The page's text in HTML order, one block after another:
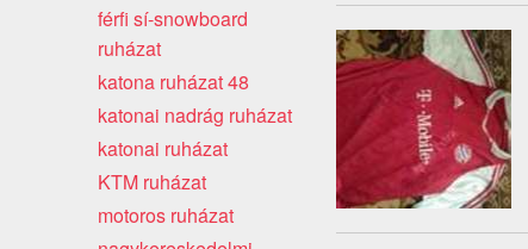
férfi sí-snowboard
ruházat
katona ruházat 48
katonai nadrág ruházat
katonai ruházat
KTM ruházat
motoros ruházat